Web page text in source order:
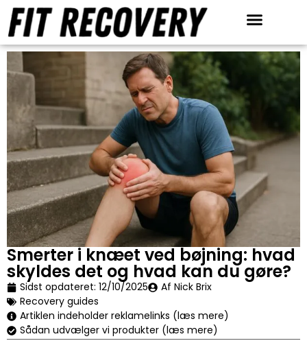
Smerter i knæet ved bøjning: hvad
skyldes det og hvad kan du gøre?
Sidst opdateret: 12/10/2025
Af Nick Brix
Recovery guides
Artiklen indeholder reklamelinks (læs mere)
Sådan udvælger vi produkter (læs mere)